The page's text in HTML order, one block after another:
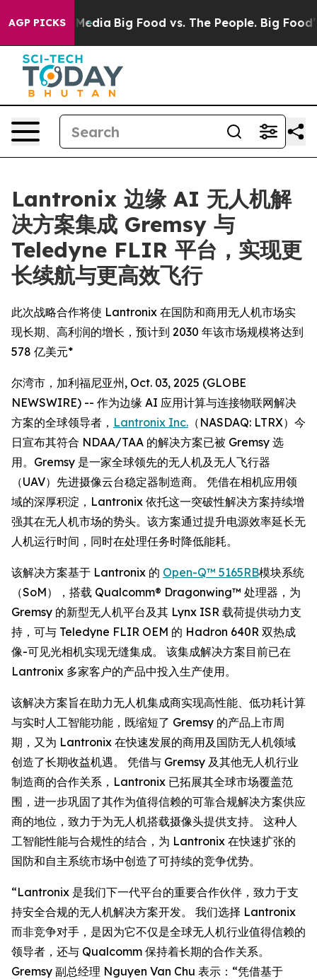
AGP PICKS
Media Big Food vs. The People. Big Food’s
Lantronix 边缘 AI 无人机解
决方案集成 Gremsy 与
Teledyne FLIR 平台，实现更
长续航与更高效飞行
此次战略合作将使 Lantronix 在国防和商用无人机市场实
现长期、高利润的增长，预计到 2030 年该市场规模将达到
578 亿美元*
尔湾市，加利福尼亚州, Oct. 03, 2025 (GLOBE
NEWSWIRE) -- 作为边缘 AI 应用计算与连接物联网解决
方案的全球领导者， Lantronix Inc. （NASDAQ: LTRX）今
日宣布其符合 NDAA/TAA 的解决方案已被 Gremsy 选
用。Gremsy 是一家全球领先的无人机及无人飞行器
（UAV）先进摄像云台稳定器制造商。 凭借在相机应用领
域的深厚积淀，Lantronix 依托这一突破性解决方案持续增
强其在无人机市场的势头。该方案通过提升电源效率延长无
人机运行时间，同时在处理任务时降低能耗。
该解决方案基于 Lantronix 的 Open-Q™ 5165RB模块系统
（SoM），搭载 Qualcomm® Dragonwing™ 处理器，为
Gremsy 的新型无人机平台及其 Lynx ISR 载荷提供动力支
持，可与 Teledyne FLIR OEM 的 Hadron 640R 双热成
像-可见光相机实现无缝集成。 该集成解决方案目前已在
Lantronix 多家客户的产品中投入生产使用。
该解决方案旨在助力无人机集成商实现高性能、低功耗计算
与实时人工智能功能，既缩短了 Gremsy 的产品上市周
期，又为 Lantronix 在快速发展的商用及国防无人机领域
创造了长期收益机遇。 凭借与 Gremsy 及其他无人机行业
制造商的合作关系，Lantronix 已拓展其全球市场覆盖范
围，进一步巩固了其作为值得信赖的可靠合规解决方案供应
商的地位，致力于为无人机搭载摄像头提供支持。 这种人
工智能性能与合规性的结合，为 Lantronix 在快速扩张的
国防和自主系统市场中创造了可持续的竞争优势。
“Lantronix 是我们下一代平台的重要合作伙伴，致力于支
持安全合规的无人机解决方案开发。 我们选择 Lantronix
而非竞争对手，是因为它不仅是全球无人机行业值得信赖的
领导者，还与 Qualcomm 保持着长期的合作关系。
Gremsy 副总经理 Nguyen Van Chu 表示：“凭借基于